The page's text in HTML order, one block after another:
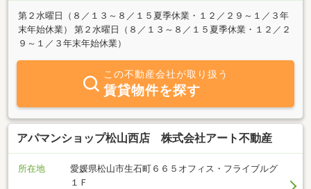
第２水曜日（８／１３～８／１５夏季休業・１２／２９～１／３年
末年始休業） 第２水曜日（８／１３～８／１５夏季休業・１２／２
９～１／３年末年始休業）
この不動産会社が取り扱う
賃貸物件を探す
アパマンショップ松山西店 株式会社アート不動産
所在地
愛媛県松山市生石町６６５オフィス・フライブルグ
１Ｆ